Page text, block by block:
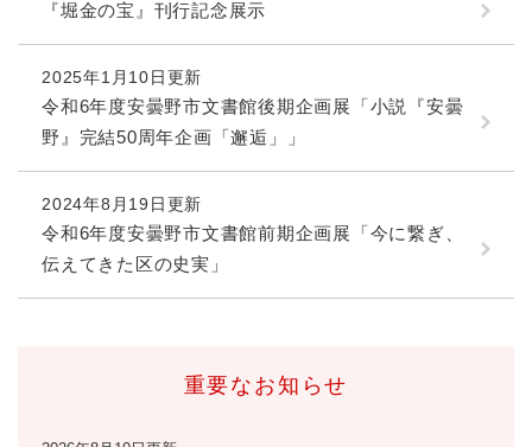
『堀金の宝』刊行記念展示
2025年1月10日更新
令和6年度安曇野市文書館後期企画展「小説『安曇
野』完結50周年企画「邂逅」」
2024年8月19日更新
令和6年度安曇野市文書館前期企画展「今に繋ぎ、
伝えてきた区の史実」
重要なお知らせ